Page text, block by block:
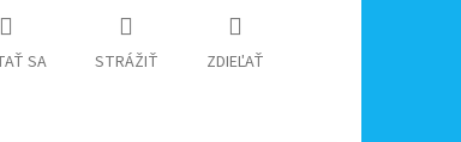
SA STRÁŽIŤ ZDIEĽAŤ